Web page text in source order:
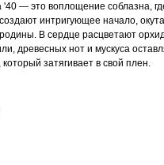
— это воплощение соблазна,
интригующее начало,
В сердце расцветают
древесных нот и мускуса
затягивает в свой плен.